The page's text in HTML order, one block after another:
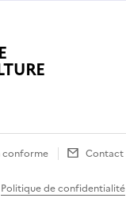
conforme Contact
Politique de confidentialité